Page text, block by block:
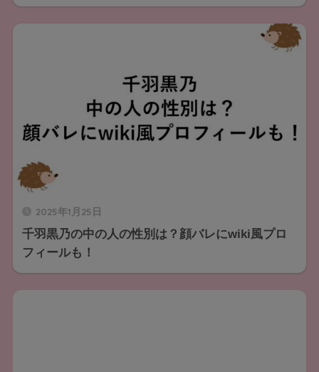
2025年1月25日
千羽黒乃の中の人の性別は？顔バレにwiki風プロ
フィールも！